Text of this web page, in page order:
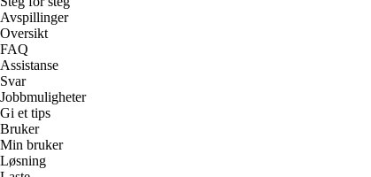
Avspillinger
Oversikt
FAQ
Assistanse
Svar
Jobbmuligheter
Gi et tips
Bruker
Min bruker
Løsning